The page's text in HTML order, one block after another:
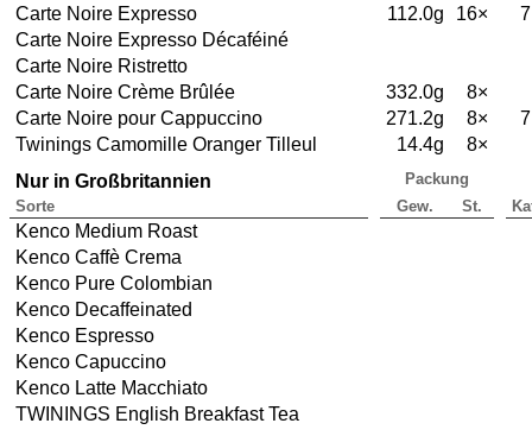
Carte Noire Expresso
112.0g 16×
Carte Noire Expresso Décaféiné
Carte Noire Ristretto
Carte Noire Crème Brûlée
332.0g
8×
Carte Noire pour Cappuccino
271.2g 8×
Twinings Camomille Oranger Tilleul
14.4g
8×
Nur in Großbritannien
Packung
Sorte
Gew. St.
Kenco Medium Roast
Kenco Caffè Crema
Kenco Pure Colombian
Kenco Decaffeinated
Kenco Espresso
Kenco Capuccino
Kenco Latte Macchiato
TWININGS English Breakfast Tea